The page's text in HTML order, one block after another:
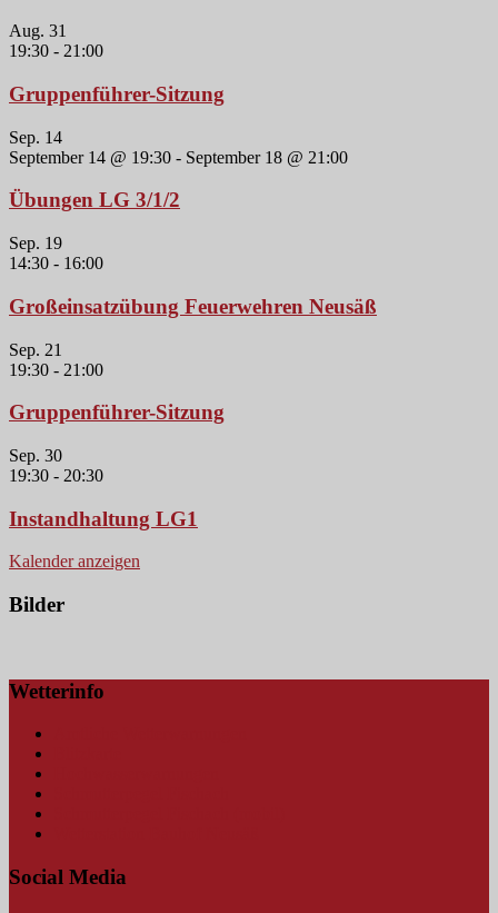
Aug. 31
19:30 - 21:00
Gruppenführer-Sitzung
Sep. 14
September 14 @ 19:30 - September 18 @ 21:00
Übungen LG 3/1/2
Sep. 19
14:30 - 16:00
Großeinsatzübung Feuerwehren Neusäß
Sep. 21
19:30 - 21:00
Gruppenführer-Sitzung
Sep. 30
19:30 - 20:30
Instandhaltung LG1
Kalender anzeigen
Bilder
Wetterinfo
Social Media